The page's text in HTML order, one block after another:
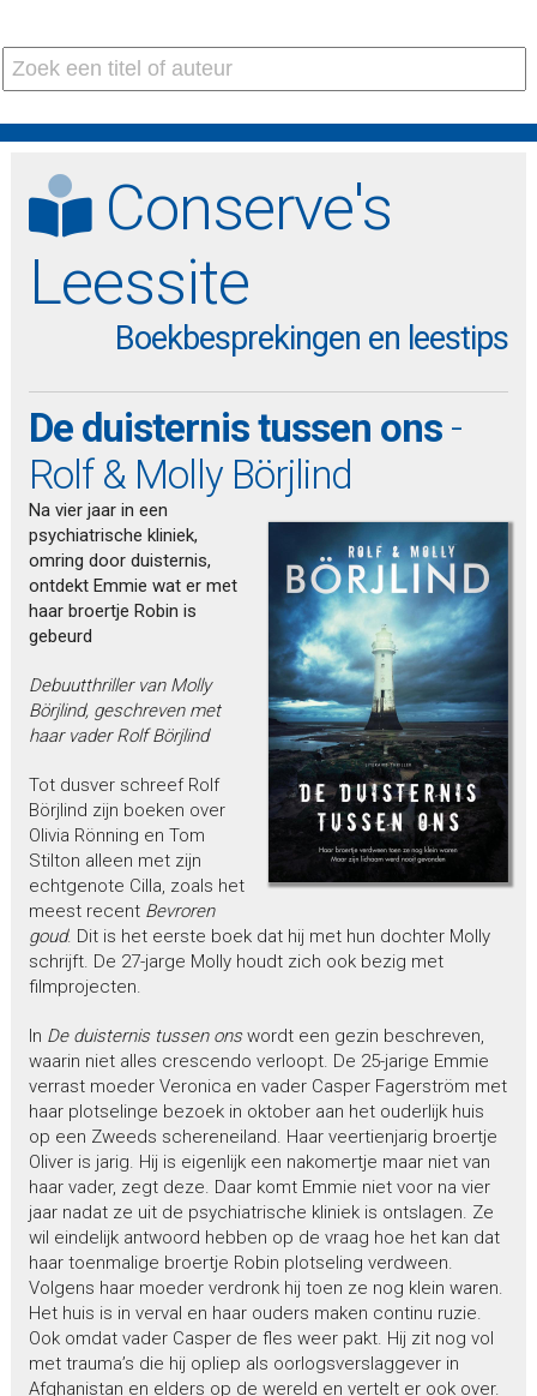
Conserve's
Leessite
Boekbesprekingen en leestips
De duisternis tussen ons-
Rolf & Molly Börjlind
Na vier jaar in een
psychiatrische kliniek,
omring door duisternis,
ontdekt Emmie wat er met
haar broertje Robin is
gebeurd
Debuutthriller van Molly
Börjlind, geschreven met
haar vader Rolf Börjlind
Tot dusver schreef Rolf
Börjlind zijn boeken over
Olivia Rönning en Tom
Stilton alleen met zijn
echtgenote Cilla, zoals het
meest recent Bevroren
goud. Dit is het eerste boek dat hij met hun dochter Molly
schrijft. De 27-jarge Molly houdt zich ook bezig met
filmprojecten.
In De duisternis tussen onswordt een gezin beschreven,
waarin niet alles crescendo verloopt. De 25-jarige Emmie
verrast moeder Veronica en vader Casper Fagerström met
haar plotselinge bezoek in oktober aan het ouderlijk huis
op een Zweeds schereneiland. Haar veertienjarig broertje
Oliver is jarig. Hij is eigenlijk een nakomertje maar niet van
haar vader, zegt deze. Daar komt Emmie niet voor na vier
jaar nadat ze uit de psychiatrische kliniek is ontslagen. Ze
wil eindelijk antwoord hebben op de vraag hoe het kan dat
haar toenmalige broertje Robin plotseling verdween.
Volgens haar moeder verdronk hij toen ze nog klein waren.
Het huis is in verval en haar ouders maken continu ruzie.
Ook omdat vader Casper de fles weer pakt. Hij zit nog vol
met trauma’s die hij opliep als oorlogsverslaggever in
Afghanistan en elders op de wereld en vertelt er ook over.